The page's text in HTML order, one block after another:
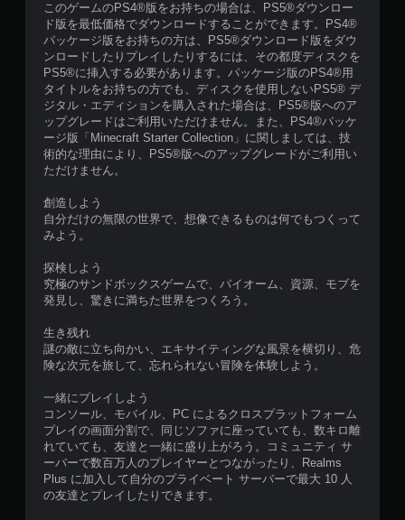
ガ
ー
エ
フ
ェ
ク
ト
を
オ
ン
に
た
と
抵
抗
効
使
わ
く
て
も
ゲ
ー
ム
を
このゲームのPS4®版をお持ちの場合は、PS5®ダウンロー
ド版を最低価格でダウンロードすることができます。PS4®
パッケージ版をお持ちの方は、PS5®ダウンロード版をダウ
ンロードしたりプレイしたりするには、その都度ディスクを
PS5®に挿入する必要があります。パッケージ版のPS4®用
タイトルをお持ちの方でも、ディスクを使用しないPS5® デ
ジタル・エディションを購入された場合は、PS5®版へのア
ップグレードはご利用いただけません。また、PS4®パッケ
ージ版「Minecraft Starter Collection」に関しましては、技
術的な理由により、PS5®版へのアップグレードがご利用い
ただけません。
創造しよう
自分だけの無限の世界で、想像できるものは何でもつくって
みよう。
探検しよう
究極のサンドボックスゲームで、バイオーム、資源、モブを
発見し、驚きに満ちた世界をつくろう。
生き残れ
謎の敵に立ち向かい、エキサイティングな風景を横切り、危
険な次元を旅して、忘れられない冒険を体験しよう。
一緒にプレイしよう
コンソール、モバイル、PC によるクロスプラットフォーム
プレイの画面分割で、同じソファに座っていても、数キロ離
れていても、友達と一緒に盛り上がろう。コミュニティ サ
ーバーで数百万人のプレイヤーとつながったり、Realms
Plus に加入して自分のプライベート サーバーで最大 10 人
の友達とプレイしたりできます。